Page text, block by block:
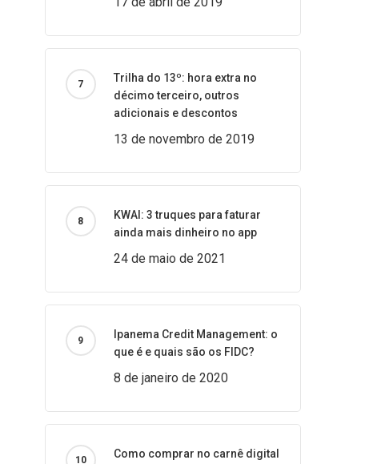
Trilha do 13º: hora extra no
décimo terceiro, outros
adicionais e descontos
13 de novembro de 2019
KWAI: 3 truques para faturar
ainda mais dinheiro no app
24 de maio de 2021
Ipanema Credit Management: o
que é e quais são os FIDC?
8 de janeiro de 2020
Como comprar no carnê digital